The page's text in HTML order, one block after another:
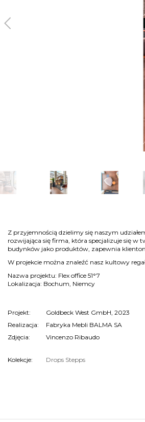
Poprzedni
Z przyjemnością dzielimy się naszym
rozwijająca się firma, która specjalizuje się w
budynków jako produktów, zapewnia
W projekcie można znaleźć nasz kultowy
Nazwa projektu: Flex office 51°7
Lokalizacja: Bochum, Niemcy
Projekt:
Goldbeck West GmbH, 2023
Realizacja:
Fabryka Mebli BALMA SA
Zdjęcia:
Vincenzo Ribaudo
Kolekcje: Drops Stepps